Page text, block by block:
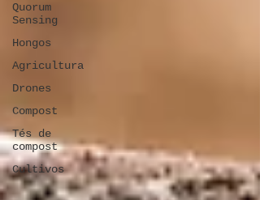
Quorum
Sensing
Hongos
Agricultura
Drones
Compost
Tés de
compost
Cultivos